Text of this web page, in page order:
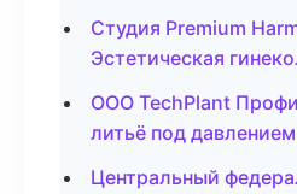
Студия Premium
Эстетическая
ООО TechPlant
литьё под
Центральный